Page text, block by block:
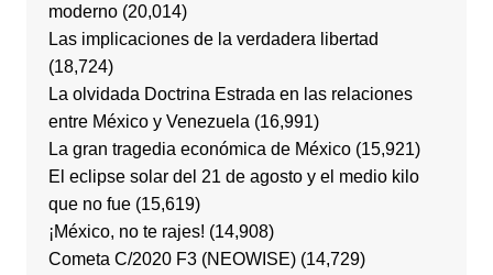
moderno (20,014)
Las implicaciones de la verdadera libertad
(18,724)
La olvidada Doctrina Estrada en las relaciones
entre México y Venezuela (16,991)
La gran tragedia económica de México (15,921)
El eclipse solar del 21 de agosto y el medio kilo
que no fue (15,619)
¡México, no te rajes! (14,908)
Cometa C/2020 F3 (NEOWISE) (14,729)